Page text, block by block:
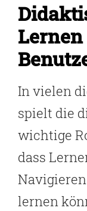
In vielen
spielt die
wichtige
dass
lernen